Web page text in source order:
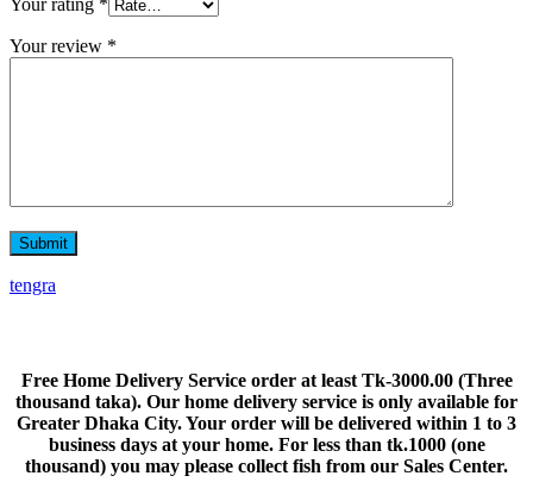
Your rating *
Your review *
tengra
Free Home Delivery Service order at least Tk-3000.00 (Three
thousand taka). Our home delivery service is only available for
Greater Dhaka City. Your order will be delivered within 1 to 3
business days at your home. For less than tk.1000 (one
thousand) you may please collect fish from our Sales Center.